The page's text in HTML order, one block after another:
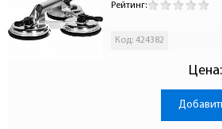
Рейтинг:
Код: 424382
Цена: